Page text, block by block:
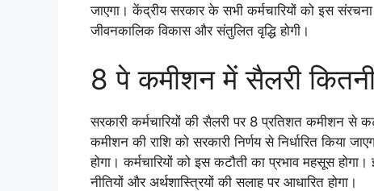
जाएगा। केंद्रीय सरकार के सभी कर्मचारियों को इस
जीवनकालिक विकास और संतुलित वृद्धि होगी।
8 पे कमीशन में सैलरी कितनी
सरकारी कर्मचारियों की सैलरी पर 8 प्रतिशत कमीशन से
कमीशन की राशि को सरकारी निर्णय से निर्धारित किया
होगा। कर्मचारियों को इस कटौती का प्रभाव महसूस
नीतियों और अर्थशास्त्रियों की सलाह पर आधारित होगा।